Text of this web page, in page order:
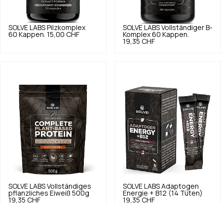
SOLVE LABS Pilzkomplex
60 Kappen. 15,00 CHF
SOLVE LABS Vollständiger B-
Komplex 60 Kappen.
19,35 CHF
SOLVE LABS Vollständiges
pflanzliches Eiweiß 500g
19,35 CHF
SOLVE LABS Adaptogen
Energie + B12 (14 Tüten)
19,35 CHF